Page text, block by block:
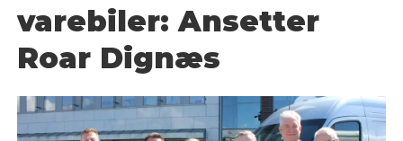
varebiler: Ansetter
Roar Dignæs